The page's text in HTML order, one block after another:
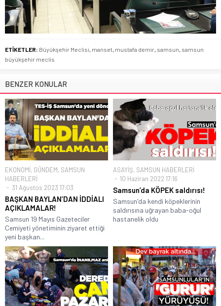
ETİKETLER: Büyükşehir Meclisi manset mustafa demir samsun samsun
büyükşehir meclis
BENZER KONULAR
EKONOMİ, GÜNDEM, SAMSUN
HABERLERİ
31 Ağustos 2023 17:03
BAŞKAN BAYLAN’DAN İDDİALI
AÇIKLAMALAR!
Samsun 19 Mayıs Gazeteciler
Cemiyeti yönetiminin ziyaret ettiği
yeni başkan...
ASAYİŞ, SAMSUN HABERLERİ
10 Haziran 2022 17:16
Samsun’da KÖPEK saldırısı!
Samsun'da kendi köpeklerinin
saldırısına uğrayan baba-oğul
hastanelik oldu